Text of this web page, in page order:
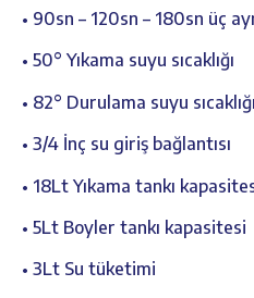
• 90sn – 120sn – 180sn üç
• 50° Yıkama suyu sıcaklığı
• 82° Durulama suyu sıcaklığı
• 3/4 İnç su giriş bağlantısı
• 18Lt Yıkama tankı
• 5Lt Boyler tankı kapasitesi
• 3Lt Su tüketimi